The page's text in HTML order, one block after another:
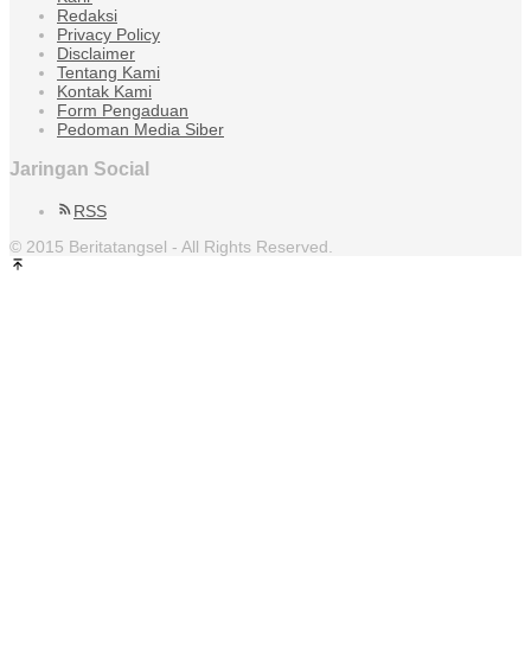
Redaksi
Privacy Policy
Disclaimer
Tentang Kami
Kontak Kami
Form Pengaduan
Pedoman Media Siber
Jaringan Social
RSS
© 2015 Beritatangsel - All Rights Reserved.